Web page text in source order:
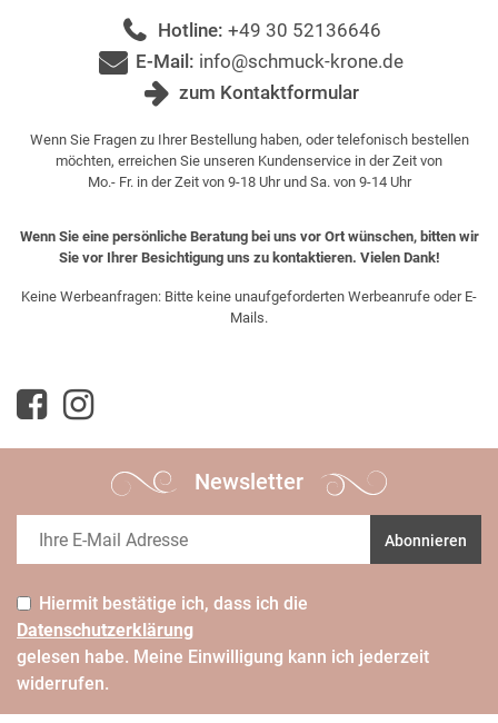
Hotline: +49 30 52136646
E-Mail: info@schmuck-krone.de
zum Kontaktformular
Wenn Sie Fragen zu Ihrer Bestellung haben, oder telefonisch bestellen
möchten, erreichen Sie unseren Kundenservice in der Zeit von
Mo.- Fr. in der Zeit von 9-18 Uhr und Sa. von 9-14 Uhr
Wenn Sie eine persönliche Beratung bei uns vor Ort wünschen, bitten wir
Sie vor Ihrer Besichtigung uns zu kontaktieren. Vielen Dank!
Keine Werbeanfragen: Bitte keine unaufgeforderten Werbeanrufe oder E-
Mails.
Newsletter
Abonnieren
Hiermit bestätige ich, dass ich die
Daten­schutz­erklärung
gelesen habe. Meine Einwilligung kann ich jederzeit
widerrufen.